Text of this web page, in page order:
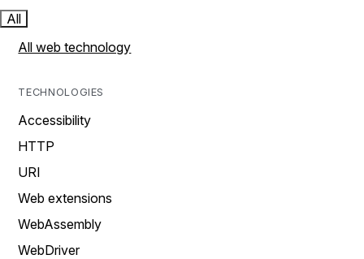
All
All web technology
TECHNOLOGIES
Accessibility
HTTP
URI
Web extensions
WebAssembly
WebDriver